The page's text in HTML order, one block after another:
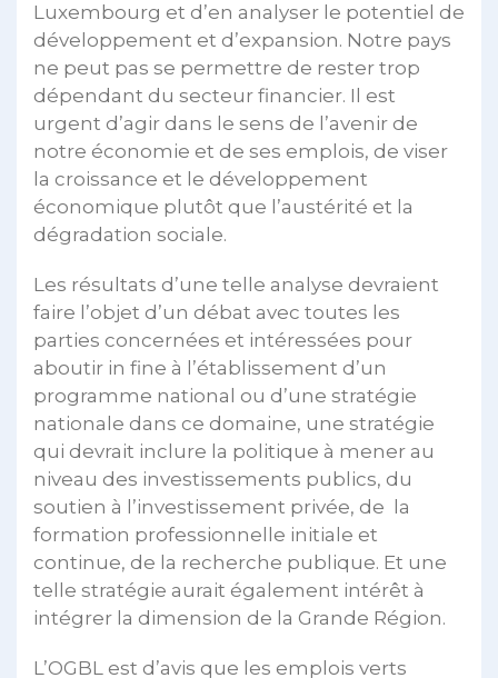
Luxembourg et d’en analyser le potentiel de
développement et d’expansion. Notre pays
ne peut pas se permettre de rester trop
dépendant du secteur financier. Il est
urgent d’agir dans le sens de l’avenir de
notre économie et de ses emplois, de viser
la croissance et le développement
économique plutôt que l’austérité et la
dégradation sociale.
Les résultats d’une telle analyse devraient
faire l’objet d’un débat avec toutes les
parties concernées et intéressées pour
aboutir in fine à l’établissement d’un
programme national ou d’une stratégie
nationale dans ce domaine, une stratégie
qui devrait inclure la politique à mener au
niveau des investissements publics, du
soutien à l’investissement privée, de la
formation professionnelle initiale et
continue, de la recherche publique. Et une
telle stratégie aurait également intérêt à
intégrer la dimension de la Grande Région.
L’OGBL est d’avis que les emplois verts